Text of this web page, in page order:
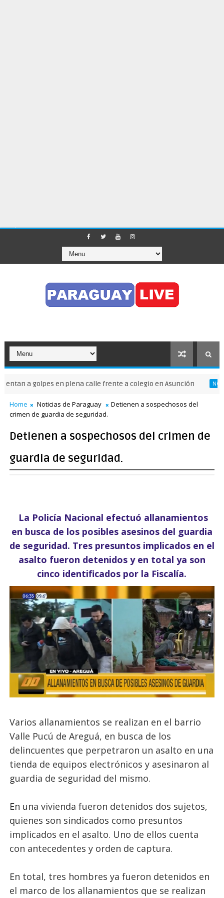
a golpes en plena calle frente a colegio en Asunción NOTICAS
Home Noticias de Paraguay
Detienen a sospechosos del
crimen de guardia de seguridad.
Detienen a sospechosos del crimen de
guardia de seguridad.
La Policía Nacional efectuó allanamientos
en busca de los posibles asesinos del guardia
de seguridad. Tres presuntos implicados en el
asalto fueron detenidos y en total ya son
cinco identificados por la Fiscalía.
Varios allanamientos se realizan en el barrio
Valle Pucú de Areguá, en busca de los
delincuentes que perpetraron un asalto en una
tienda de equipos electrónicos y asesinaron al
guardia de seguridad del mismo.
En una vivienda fueron detenidos dos sujetos,
quienes son sindicados como presuntos
implicados en el asalto. Uno de ellos cuenta
con antecedentes y orden de captura.
En total, tres hombres ya fueron detenidos en
el marco de los allanamientos que se realizan